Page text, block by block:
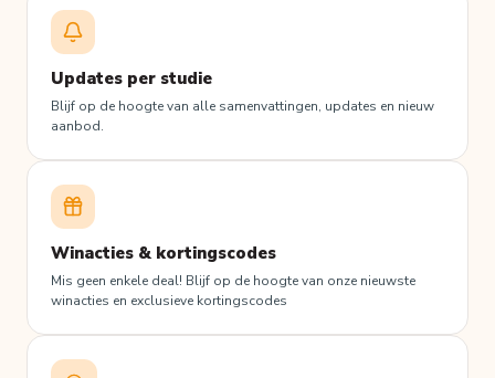
Updates per studie
Blijf op de hoogte van alle samenvattingen, updates en nieuw
aanbod.
Winacties & kortingscodes
Mis geen enkele deal! Blijf op de hoogte van onze nieuwste
winacties en exclusieve kortingscodes